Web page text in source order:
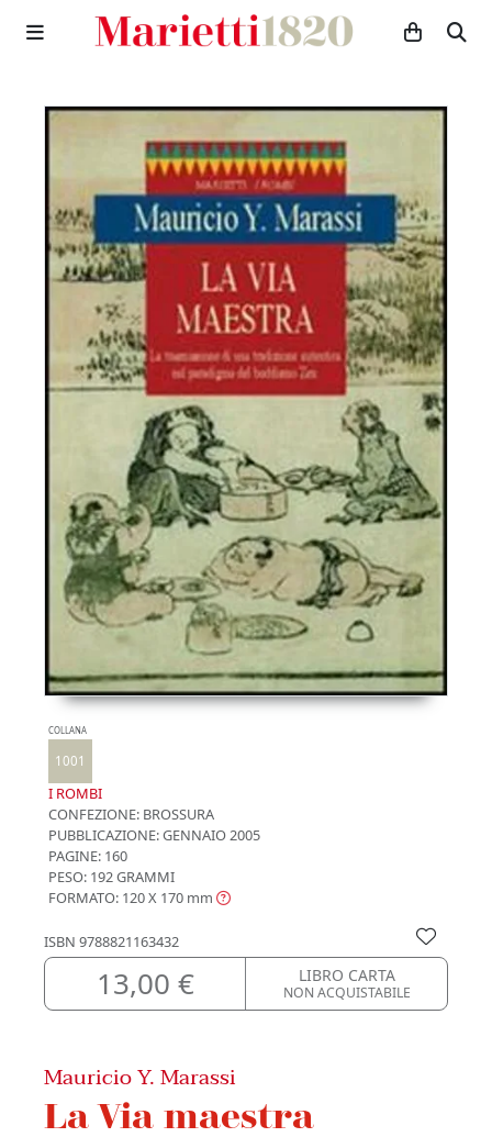
COLLANA
1001
I ROMBI
CONFEZIONE: BROSSURA
PUBBLICAZIONE:GENNAIO 2005
PAGINE: 160
PESO: 192 GRAMMI
FORMATO: 120 X 170 mm
ISBN 9788821163432
13,00 € LIBRO CARTA
NON ACQUISTABILE
Mauricio Y. Marassi
La Via maestra